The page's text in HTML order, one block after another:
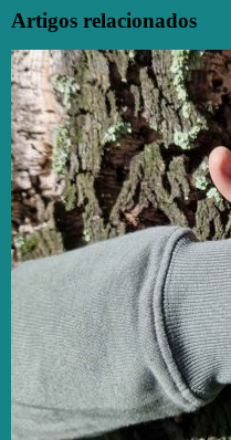
mas
publicado)
Artigos relacionados